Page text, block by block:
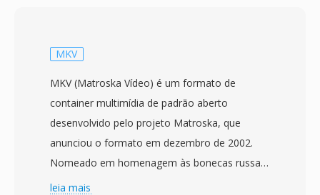
MKV
MKV (Matroska Vídeo) é um formato de
container multimídia de padrão aberto
desenvolvido pelo projeto Matroska, que
anunciou o formato em dezembro de 2002.
Nomeado em homenagem às bonecas russas
matrioshka, o formato é construído sobre a
leia mais